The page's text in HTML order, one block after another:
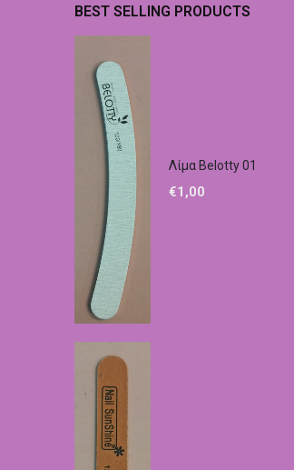
BEST SELLING PRODUCTS
Λίμα Belotty 01
€1,00